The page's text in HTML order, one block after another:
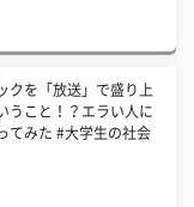
クを「放送」で盛り上
うこと！？エラい人に
てみた #大学生の社会